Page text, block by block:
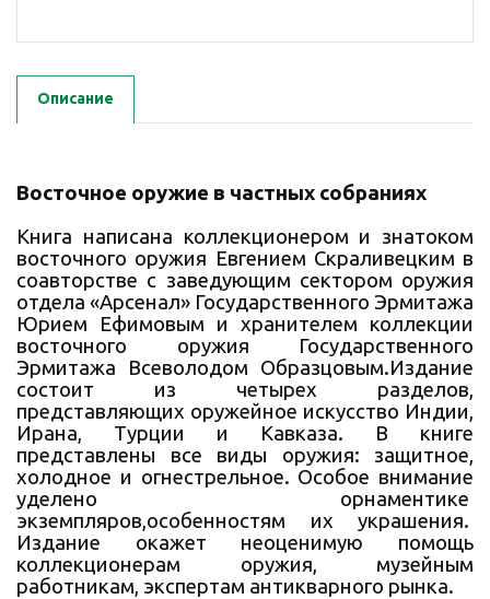
Описание
Восточное оружие в частных собраниях
Книга написана коллекционером и знатоком
восточного оружия Евгением Скраливецким в
соавторстве с заведующим сектором оружия
отдела «Арсенал» Государственного Эрмитажа
Юрием Ефимовым и хранителем коллекции
восточного оружия Государственного
Эрмитажа Всеволодом Образцовым.Издание
состоит из четырех разделов,
представляющих оружейное искусство Индии,
Ирана, Турции и Кавказа. В книге
представлены все виды оружия: защитное,
холодное и огнестрельное. Особое внимание
уделено орнаментике
экземпляров,особенностям их украшения.
Издание окажет неоценимую помощь
коллекционерам оружия, музейным
работникам, экспертам антикварного рынка.